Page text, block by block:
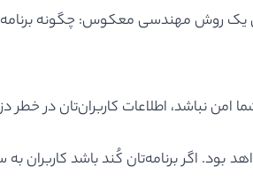
یک روش مهندسی معکوس: چگونه برنامه
امن نباشد، اطلاعات کاربران‌تان در
بود. اگر برنامه‌تان کُند باشد کاربران